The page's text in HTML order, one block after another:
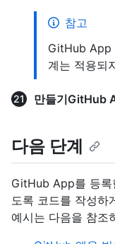
참고
GitHub App
계는 적용되
만들기GitHub
다음 단계
GitHub App를 등
도록 코드를 작성하
예시는 다음을 참조